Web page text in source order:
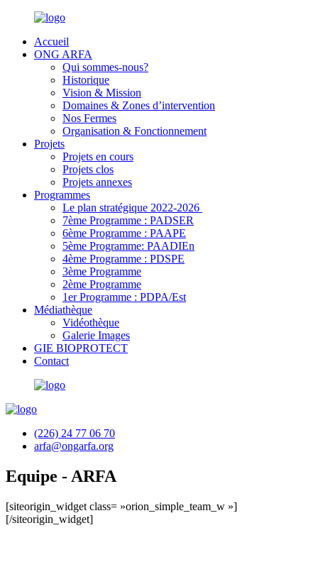
Accueil
ONG ARFA
Qui sommes-nous?
Historique
Vision & Mission
Domaines & Zones d’intervention
Nos Fermes
Organisation & Fonctionnement
Projets
Projets en cours
Projets clos
Projets annexes
Programmes
Le plan stratégique 2022-2026
7ème Programme : PADSER
6ème Programme : PAAPE
5ème Programme: PAADIEn
4ème Programme : PDSPE
3ème Programme
2ème Programme
1er Programme : PDPA/Est
Médiathèque
Vidéothèque
Galerie Images
GIE BIOPROTECT
Contact
(226) 24 77 06 70
arfa@ongarfa.org
Equipe - ARFA
[siteorigin_widget class= »orion_simple_team_w »]
[/siteorigin_widget]